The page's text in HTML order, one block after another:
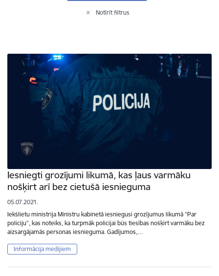
Notīrīt filtrus
Iesniegti grozījumi likumā, kas ļaus varmāku
nošķirt arī bez cietušā iesnieguma
05.07.2021.
Iekšlietu ministrija Ministru kabinetā iesniegusi grozījumus likumā “Par
policiju”, kas noteiks, ka turpmāk policijai būs tiesības nošķirt varmāku bez
aizsargājamās personas iesnieguma. Gadījumos,…
Informācija medijiem